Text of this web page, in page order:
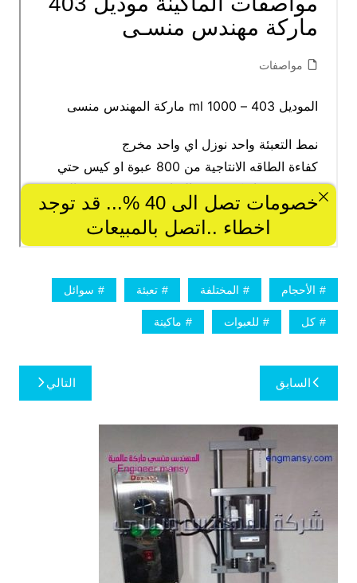
الأحجام المختلفة تعبئة سوائل
كل للعبوات ماكينة
تصفّح
المقالات
السابق التالي